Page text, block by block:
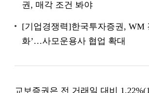
권, 매각 조건 봐야
[기업경쟁력]한국투자증권, WM
화’…사모운용사 협업 확대
교보증권은 전 거래일 대비